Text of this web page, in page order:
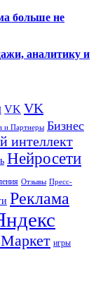
больше не
аналитику и
VK VK
и Партнеры Бизнес
интеллект
Нейросети
Отзывы Пресс-
Реклама
игры